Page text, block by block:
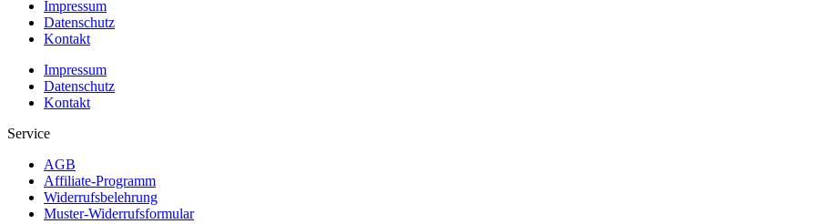
Impressum
Datenschutz
Kontakt
Impressum
Datenschutz
Kontakt
Service
AGB
Affiliate-Programm
Widerrufsbelehrung
Muster-Widerrufsformular